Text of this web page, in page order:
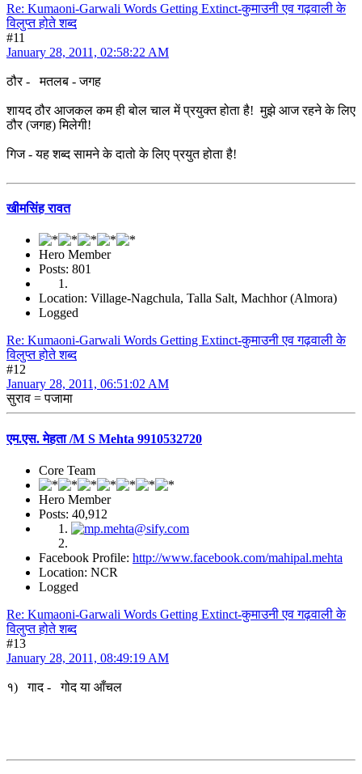
Re: Kumaoni-Garwali Words Getting Extinct-कुमाउनी एव गढ़वाली के
विलुप्त होते शब्द
#11
January 28, 2011, 02:58:22 AM
ठौर - मतलब - जगह
शायद ठौर आजकल कम ही बोल चाल में प्रयुक्त होता है! मुझे आज रहने के लिए
ठौर (जगह) मिलेगी!
गिज - यह शब्द सामने के दातो के लिए प्रयुत होता है!
खीमसिंह रावत
Hero Member
Posts: 801
Location: Village-Nagchula, Talla Salt, Machhor (Almora)
Logged
Re: Kumaoni-Garwali Words Getting Extinct-कुमाउनी एव गढ़वाली के
विलुप्त होते शब्द
#12
January 28, 2011, 06:51:02 AM
सुराव = पजामा
एम.एस. मेहता /M S Mehta 9910532720
Core Team
Hero Member
Posts: 40,912
Facebook Profile: http://www.facebook.com/mahipal.mehta
Location: NCR
Logged
Re: Kumaoni-Garwali Words Getting Extinct-कुमाउनी एव गढ़वाली के
विलुप्त होते शब्द
#13
January 28, 2011, 08:49:19 AM
१) गाद - गोद या आँचल